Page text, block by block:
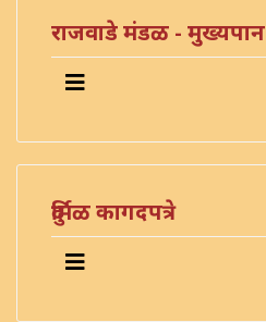
राजवाडे मंडळ - मुख्यपान
दुर्मिळ कागदपत्रे